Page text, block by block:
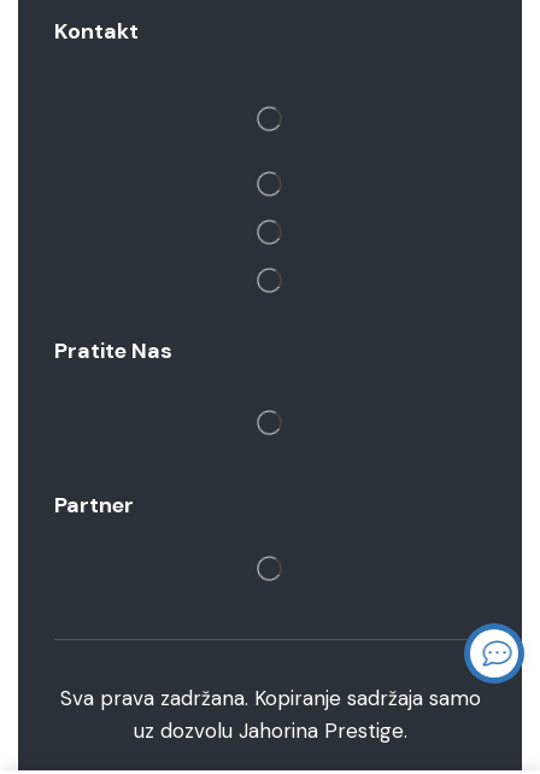
Kontakt
Pratite Nas
Partner
Sva prava zadržana. Kopiranje sadržaja samo
uz dozvolu Jahorina Prestige.